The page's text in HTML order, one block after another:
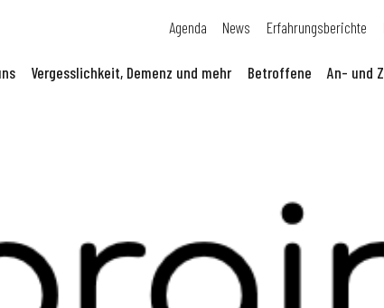
Agenda News Erfahrungsberichte
Vergesslichkeit, Demenz und mehr Betroffene An- und